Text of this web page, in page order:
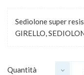
Sediolone super
GIRELLO,
Quantità